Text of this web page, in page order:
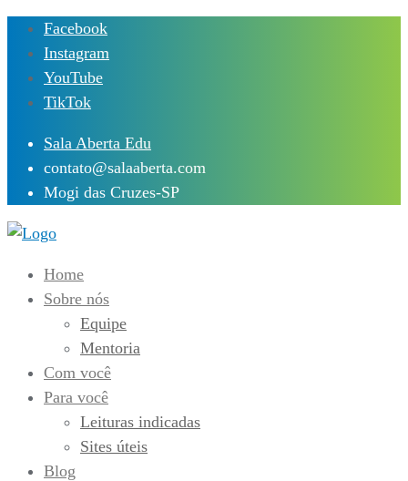
Skip
content
Facebook
Instagram
YouTube
TikTok
Sala Aberta Edu
contato@salaaberta.com
Mogi das Cruzes-SP
Home
Sobre nós
Equipe
Mentoria
Com você
Para você
Leituras indicadas
Sites úteis
Blog